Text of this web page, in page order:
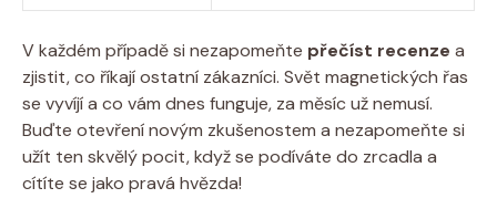
V každém případě si nezapomeňte přečíst recenze a
zjistit, co říkají ostatní zákazníci. Svět magnetických řas
se vyvíjí a co vám dnes funguje, za měsíc už nemusí.
Buďte otevření novým zkušenostem a nezapomeňte si
užít ten skvělý pocit, když se podíváte do zrcadla a
cítíte se jako pravá hvězda!